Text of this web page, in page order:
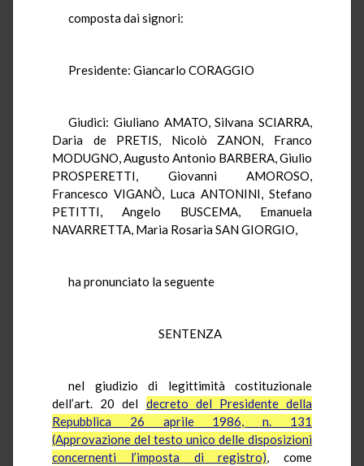
composta dai signori:
Presidente: Giancarlo CORAGGIO
Giudici: Giuliano AMATO, Silvana SCIARRA,
Daria de PRETIS, Nicolò ZANON, Franco
MODUGNO, Augusto Antonio BARBERA, Giulio
PROSPERETTI, Giovanni AMOROSO,
Francesco VIGANÒ, Luca ANTONINI, Stefano
PETITTI, Angelo BUSCEMA, Emanuela
NAVARRETTA, Maria Rosaria SAN GIORGIO,
ha pronunciato la seguente
SENTENZA
nel giudizio di legittimità costituzionale
dell’art. 20 del decreto del Presidente della
Repubblica 26 aprile 1986, n. 131
(Approvazione del testo unico delle disposizioni
concernenti l’imposta di registro), come